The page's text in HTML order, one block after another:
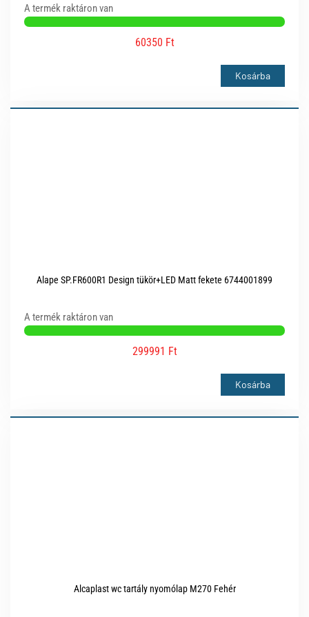
A termék raktáron van
60350 Ft
Kosárba
Alape SP.FR600R1 Design tükör+LED Matt fekete 6744001899
A termék raktáron van
299991 Ft
Kosárba
Alcaplast wc tartály nyomólap M270 Fehér